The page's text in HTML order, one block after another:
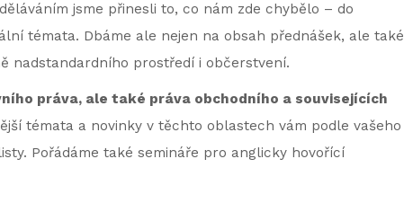
jsme přinesli to, co nám zde chybělo – do
témata. Dbáme ale nejen na obsah přednášek, ale také
nadstandardního prostředí i občerstvení.
práva, ale také práva obchodního a souvisejících
témata a novinky v těchto oblastech vám podle vašeho
Pořádáme také semináře pro anglicky hovořící